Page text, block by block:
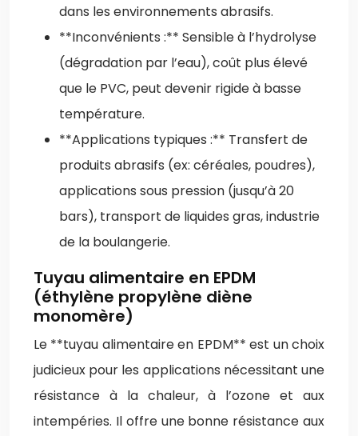
dans les environnements abrasifs.
**Inconvénients :** Sensible à l’hydrolyse
(dégradation par l’eau), coût plus élevé
que le PVC, peut devenir rigide à basse
température.
**Applications typiques :** Transfert de
produits abrasifs (ex: céréales, poudres),
applications sous pression (jusqu’à 20
bars), transport de liquides gras, industrie
de la boulangerie.
Tuyau alimentaire en EPDM
(éthylène propylène diène
monomère)
Le **tuyau alimentaire en EPDM** est un choix
judicieux pour les applications nécessitant une
résistance à la chaleur, à l’ozone et aux
intempéries. Il offre une bonne résistance aux